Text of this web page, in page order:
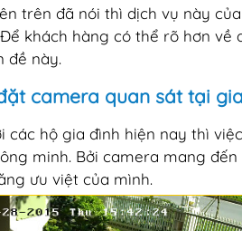
trên đã nói thì dịch vụ này
khách hàng có thể rõ hơn
đề này.
camera quan sát tại
các hộ gia đình hiện nay thì
minh. Bởi camera mang
ưu việt của mình.